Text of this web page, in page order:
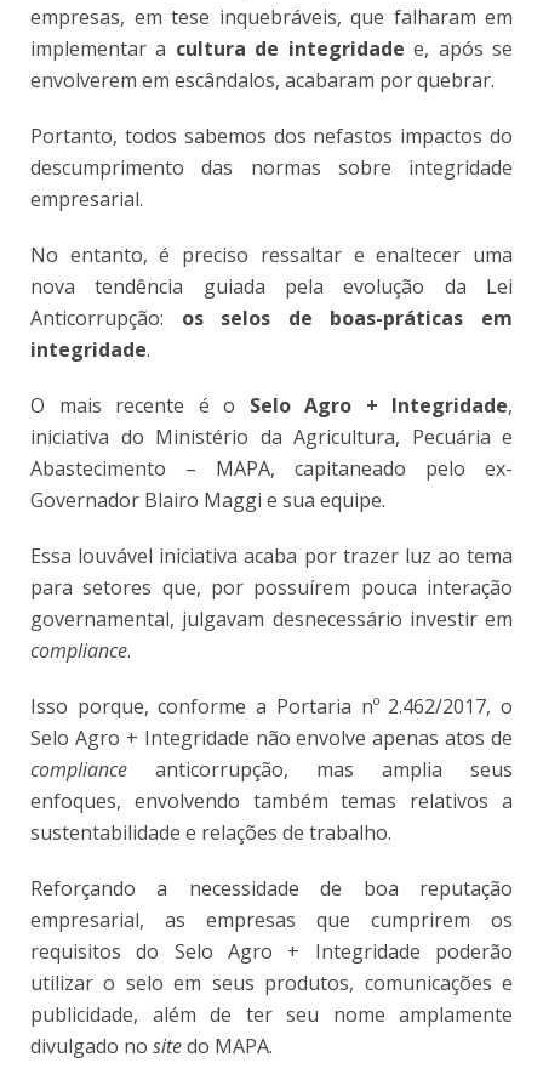
empresas, em tese inquebráveis, que falharam em
implementar a cultura de integridade e, após se
envolverem em escândalos, acabaram por quebrar.
Portanto, todos sabemos dos nefastos impactos do
descumprimento das normas sobre integridade
empresarial.
No entanto, é preciso ressaltar e enaltecer uma
nova tendência guiada pela evolução da Lei
Anticorrupção: os selos de boas-práticas em
integridade.
O mais recente é o Selo Agro + Integridade,
iniciativa do Ministério da Agricultura, Pecuária e
Abastecimento – MAPA, capitaneado pelo ex-
Governador Blairo Maggi e sua equipe.
Essa louvável iniciativa acaba por trazer luz ao tema
para setores que, por possuírem pouca interação
governamental, julgavam desnecessário investir em
compliance.
Isso porque, conforme a Portaria nº 2.462/2017, o
Selo Agro + Integridade não envolve apenas atos de
compliance anticorrupção, mas amplia seus
enfoques, envolvendo também temas relativos a
sustentabilidade e relações de trabalho.
Reforçando a necessidade de boa reputação
empresarial, as empresas que cumprirem os
requisitos do Selo Agro + Integridade poderão
utilizar o selo em seus produtos, comunicações e
publicidade, além de ter seu nome amplamente
divulgado no sitedo MAPA.